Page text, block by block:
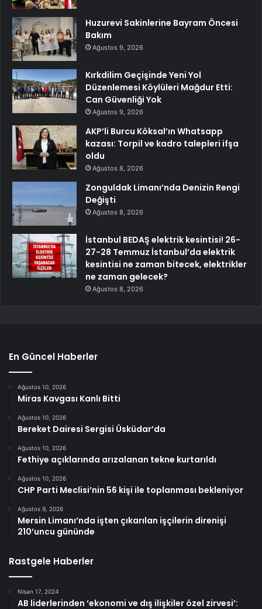
Huzurevi Sakinlerine Bayram Öncesi
Bakım
Ağustos 9, 2026
Kırkdilim Geçişinde Yeni Yol
Düzenlemesi Köylüleri Mağdur Etti:
Can Güvenliği Yok
Ağustos 9, 2026
AKP’li Burcu Köksal’ın Whatsapp
kazası: Torpil ve kadro talepleri ifşa
oldu
Ağustos 8, 2026
Zonguldak Limanı’nda Denizin Rengi
Değişti
Ağustos 8, 2026
İstanbul BEDAŞ elektrik kesintisi! 26-
27-28 Temmuz İstanbul’da elektrik
kesintisi ne zaman bitecek, elektrikler
ne zaman gelecek?
Ağustos 8, 2026
En Güncel Haberler
Ağustos 10, 2026
Miras Kavgası Kanlı Bitti
Ağustos 10, 2026
Bereket Dairesi Sergisi Üsküdar’da
Ağustos 10, 2026
Fethiye açıklarında arızalanan tekne kurtarıldı
Ağustos 10, 2026
CHP Parti Meclisi’nin 56 kişi ile toplanması bekleniyor
Ağustos 9, 2026
Mersin Limanı’nda işten çıkarılan işçilerin direnişi
210’uncu gününde
Rastgele Haberler
Nisan 17, 2024
AB liderlerinden ‘ekonomi ve dış ilişkiler özel zirvesi’: